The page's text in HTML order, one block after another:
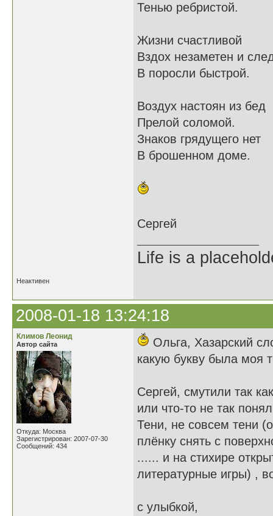
Тенью ребристой.
Жизни счастливой
Вздох незаметен и
В поросли быстрой.
Воздух настоян из бед
Прелой соломой.
Знаков грядущего нет
В брошенном доме.
Сергей
Life is a
Неактивен
2008-01-18 13:24:18
Климов Леонид
Автор сайта
Откуда: Москва
Зарегистрирован: 2007-07-30
Сообщений: 434
Ольга, Хазарский
какую букву была моя
Сергей, смутили так
или что-то не так
Тени, не совсем тени
плёнку снять с
...... и на стихире
литературные игры) ,
с улыбкой,